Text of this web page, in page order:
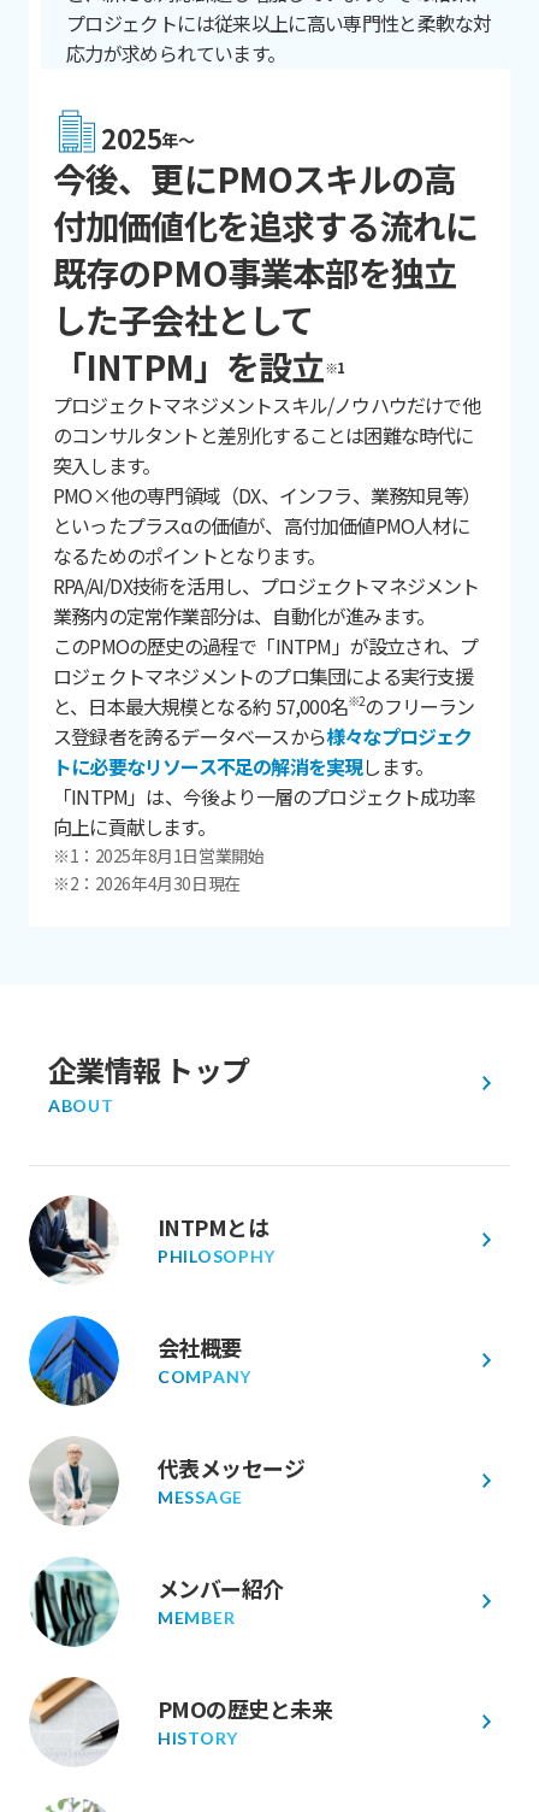
プロジェクトには従来以上に高い専門性と柔軟な対
応力が求められています。
2025年〜
今後、更にPMOスキルの高
付加価値化を追求する流れに
既存のPMO事業本部を独立
した子会社として
「INTPM」を設立※1
プロジェクトマネジメントスキル/ノウハウだけで他
のコンサルタントと差別化することは困難な時代に
突入します。
PMO×他の専門領域（DX、インフラ、業務知見等）
といったプラスαの価値が、高付加価値PMO人材に
なるためのポイントとなります。
RPA/AI/DX技術を活用し、プロジェクトマネジメント
業務内の定常作業部分は、自動化が進みます。
このPMOの歴史の過程で「INTPM」が設立され、プ
ロジェクトマネジメントのプロ集団による実行支援
と、日本最大規模となる約 57,000名※2のフリーラン
ス登録者を誇るデータベースから様々なプロジェク
トに必要なリソース不足の解消を実現します。
「INTPM」は、今後より一層のプロジェクト成功率
向上に貢献します。
※1：2025年8月1日営業開始
※2：2026年4月30日現在
企業情報 トップ
ABOUT
INTPMとは
PHILOSOPHY
会社概要
COMPANY
代表メッセージ
MESSAGE
メンバー紹介
MEMBER
PMOの歴史と未来
HISTORY